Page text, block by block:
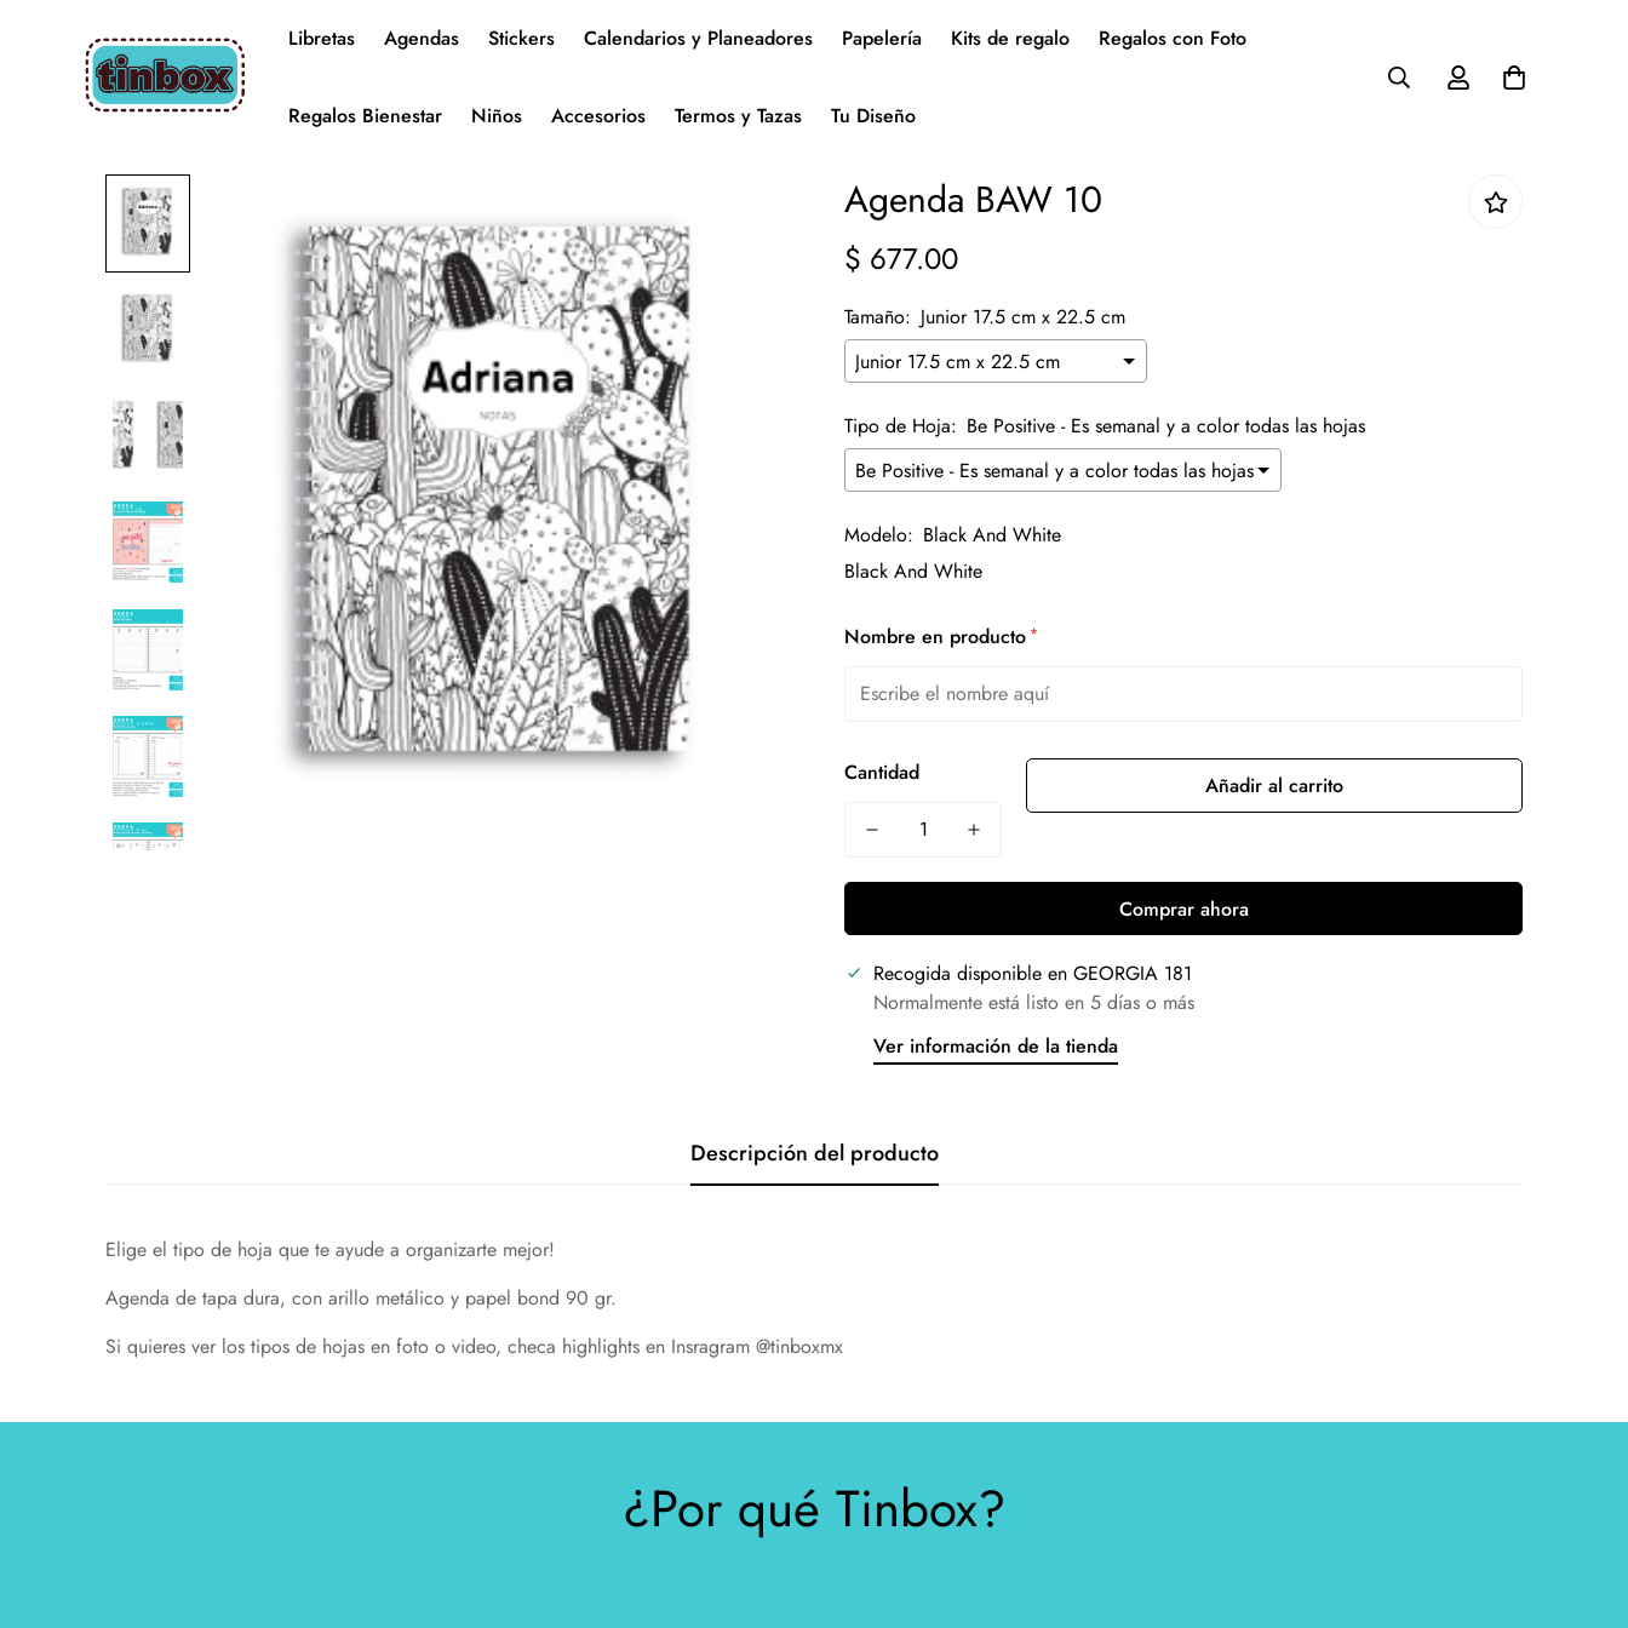
Libretas Agendas Stickers Calendarios y Planeadores Papelería Kits de regalo Regalos con Foto
Regalos Bienestar Niños Accesorios Termos y Tazas Tu Diseño
Agenda BAW 10
Precio
$ 677.00
Tamaño: Junior 17.5 cm x 22.5 cm
Tipo de Hoja: Be Positive - Es semanal y a color todas las hojas
Modelo: Black And White
Nombre en producto *
Cantidad Añadir al carrito
Comprar ahora
Recogida disponible en GEORGIA 181
Normalmente está listo en 5 días o más
Ver información de la tienda
Descripción del producto
Elige el tipo de hoja que te ayude a organizarte mejor!
Agenda de tapa dura, con arillo metálico y papel bond 90 gr.
Si quieres ver los tipos de hojas en foto o video, checa highlights en Insragram @tinboxmx
¿Por qué Tinbox?